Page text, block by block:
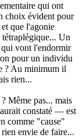
qui ont
choix évident pour
que l'agonie
Un
qui vont l'endormir
pour un individu
? Au minimum il
rien...
Même pas... mais
constaté — est
comme "cause"
envie de faire...